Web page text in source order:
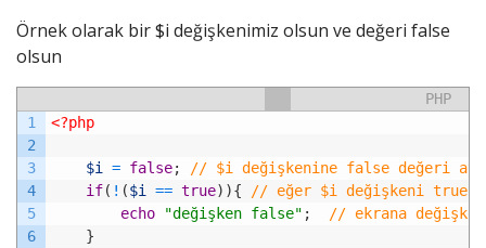
Örnek olarak bir $i değişkenimiz olsun ve değeri false
olsun
PHP
1
2
3
4
5
6
<?php
$i = false;
// $i değişkenine false değeri ata
if( ! ($i == true) ){
// eğer $i değişkeni true
echo
"değişken false" ;
// ekrana
}